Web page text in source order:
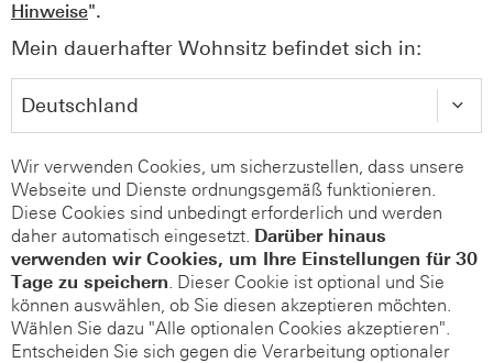
Hinweise".
Mein dauerhafter Wohnsitz befindet sich in:
Wir verwenden Cookies, um sicherzustellen, dass unsere
Webseite und Dienste ordnungsgemäß funktionieren.
Diese Cookies sind unbedingt erforderlich und werden
daher automatisch eingesetzt. Darüber hinaus
verwenden wir Cookies, um Ihre Einstellungen für 30
Tage zu speichern. Dieser Cookie ist optional und Sie
können auswählen, ob Sie diesen akzeptieren möchten.
Wählen Sie dazu "Alle optionalen Cookies akzeptieren".
Entscheiden Sie sich gegen die Verarbeitung optionaler